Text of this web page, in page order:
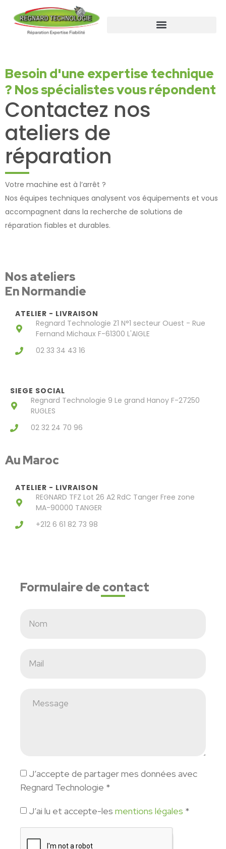
Besoin d'une expertise technique
? Nos spécialistes vous répondent
Contactez nos
ateliers de
réparation
Votre machine est à l’arrêt ?
Nos équipes techniques analysent vos équipements et vous
accompagnent dans la recherche de solutions de
réparation fiables et durables.
Nos ateliers
En Normandie
ATELIER - LIVRAISON
Regnard Technologie Z1 N°1 secteur Ouest - Rue
Fernand Michaux F-61300 L'AIGLE
02 33 34 43 16
SIEGE SOCIAL
Regnard Technologie 9 Le grand Hanoy F-27250
RUGLES
02 32 24 70 96
Au Maroc
ATELIER - LIVRAISON
REGNARD TFZ Lot 26 A2 RdC Tanger Free zone
MA-90000 TANGER
+212 6 61 82 73 98
Formulaire de contact
J’accepte de partager mes données avec
Regnard Technologie *
J’ai lu et accepte-les mentions légales *